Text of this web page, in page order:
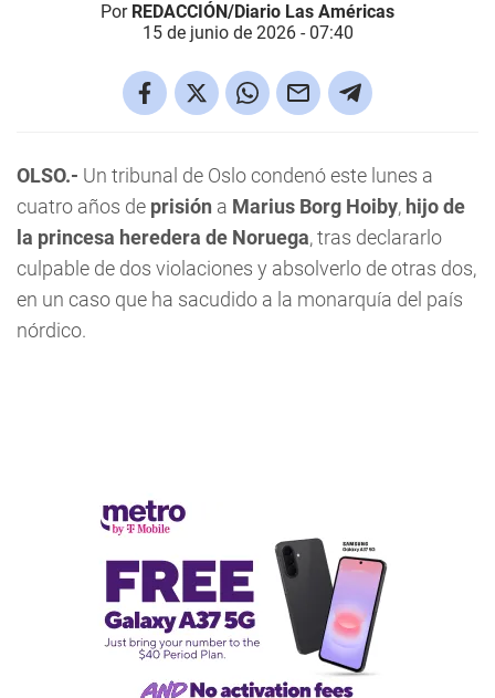
Por REDACCIÓN/Diario Las Américas
15 de junio de 2026 - 07:40
OLSO.- Un tribunal de Oslo condenó este lunes a
cuatro años de prisión a Marius Borg Hoiby, hijo de
la princesa heredera de Noruega, tras declararlo
culpable de dos violaciones y absolverlo de otras dos,
en un caso que ha sacudido a la monarquía del país
nórdico.